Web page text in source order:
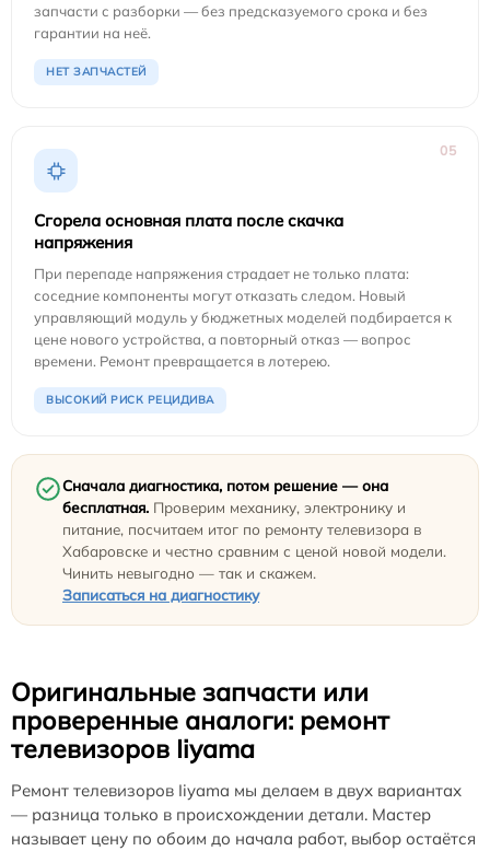
запчасти с разборки — без предсказуемого срока и без
гарантии на неё.
НЕТ ЗАПЧАСТЕЙ
05
Сгорела основная плата после скачка
напряжения
При перепаде напряжения страдает не только плата:
соседние компоненты могут отказать следом. Новый
управляющий модуль у бюджетных моделей подбирается к
цене нового устройства, а повторный отказ — вопрос
времени. Ремонт превращается в лотерею.
ВЫСОКИЙ РИСК РЕЦИДИВА
Сначала диагностика, потом решение — она
бесплатная. Проверим механику, электронику и
питание, посчитаем итог по ремонту телевизора в
Хабаровске и честно сравним с ценой новой модели.
Чинить невыгодно — так и скажем.
Записаться на диагностику
Оригинальные запчасти или
проверенные аналоги: ремонт
телевизоров Iiyama
Ремонт телевизоров Iiyama мы делаем в двух вариантах
— разница только в происхождении детали. Мастер
называет цену по обоим до начала работ, выбор остаётся